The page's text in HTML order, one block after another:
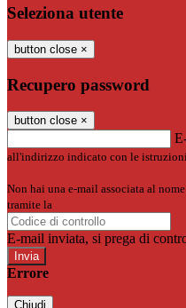
Seleziona utente
button close ×
Recupero password
button close ×
all'indirizzo indicato con le istruzioni
Non hai una e-mail associata al
tramite la
E-mail inviata, si prega di
Errore
Chiudi